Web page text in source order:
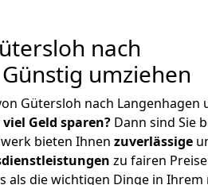
nach
umziehen
Gütersloh nach Langenhagen
viel Geld sparen? Dann sind Sie
bieten Ihnen zuverlässige
zu fairen
als die wichtigen Dinge in Ihrem